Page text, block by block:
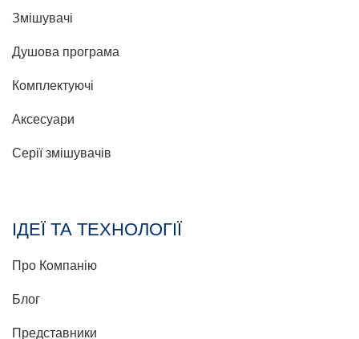
Змішувачі
Душова програма
Комплектуючі
Аксесуари
Серії змішувачів
ІДЕЇ ТА ТЕХНОЛОГІЇ
Про Компанію
Блог
Представники